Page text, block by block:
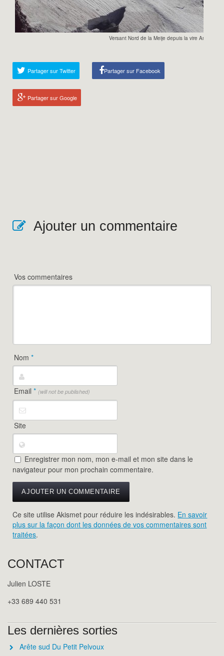
Versant Nord de la Meije depuis la vire Amieux
Partager sur Twitter Partager sur Facebook
Partager sur Google
Ajouter un commentaire
Vos commentaires
Nom*
Email* (will not be published)
Site
Enregistrer mon nom, mon e-mail et mon site dans le
navigateur pour mon prochain commentaire.
Ce site utilise Akismet pour réduire les indésirables. En savoir
plus sur la façon dont les données de vos commentaires sont
traitées.
CONTACT
Julien LOSTE
+33 689 440 531
Les dernières sorties
Arête sud Du Petit Pelvoux